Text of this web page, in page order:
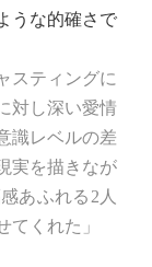
うな的確さで
スティングに
対し深い愛情
識レベルの差
実を描きなが
あふれる2人
くれた」